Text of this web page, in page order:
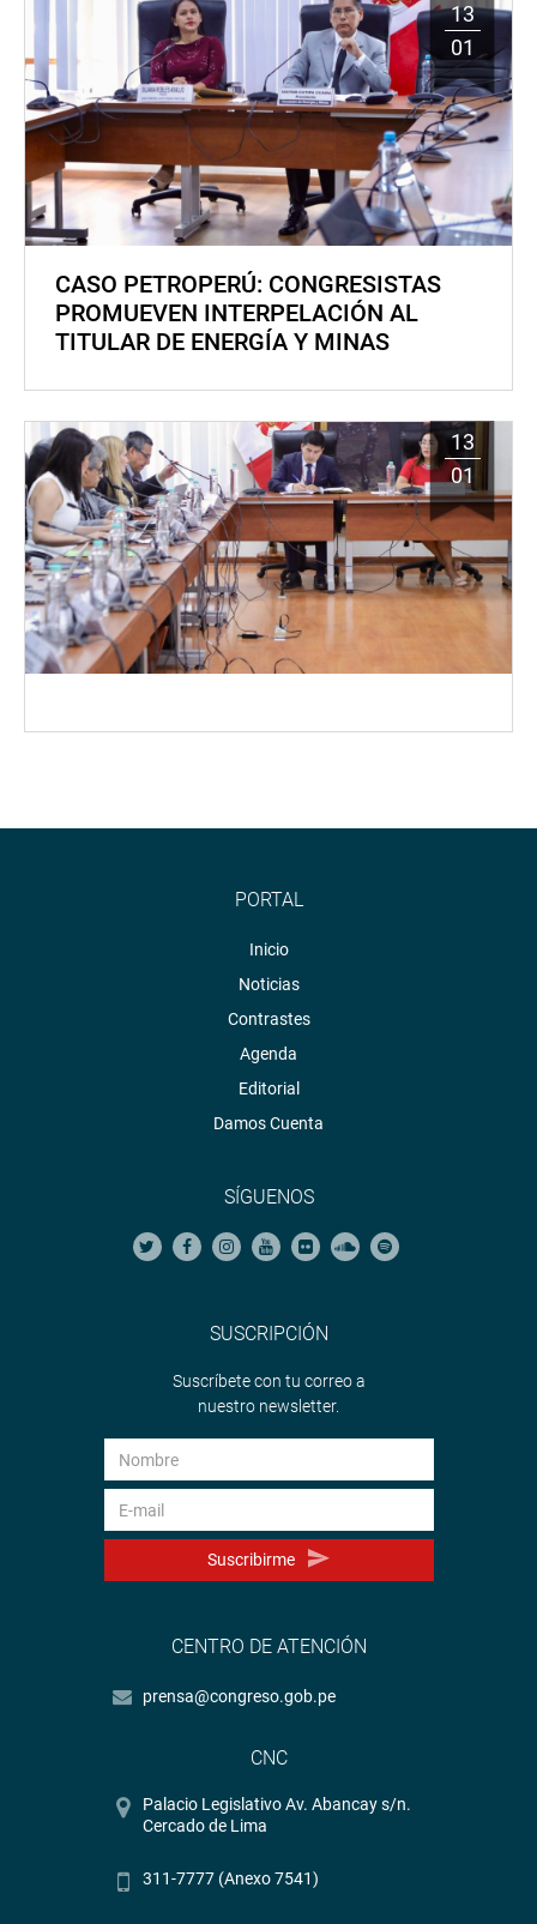
13
01
CASO PETROPERÚ: CONGRESISTAS
PROMUEVEN INTERPELACIÓN AL
TITULAR DE ENERGÍA Y MINAS
13
01
PORTAL
Inicio
Noticias
Contrastes
Agenda
Editorial
Damos Cuenta
SÍGUENOS
SUSCRIPCIÓN
Suscríbete con tu correo a
nuestro newsletter.
Suscribirme
CENTRO DE ATENCIÓN
prensa@congreso.gob.pe
CNC
Palacio Legislativo Av. Abancay s/n.
Cercado de Lima
311-7777 (Anexo 7541)